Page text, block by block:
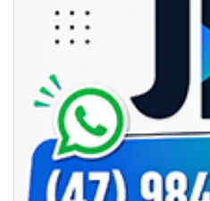
05/08/2026 | 14:41
Voz do litoral em Brasília: Joab da
e defesa dos pescadores da AMFRI
ITAPEMA